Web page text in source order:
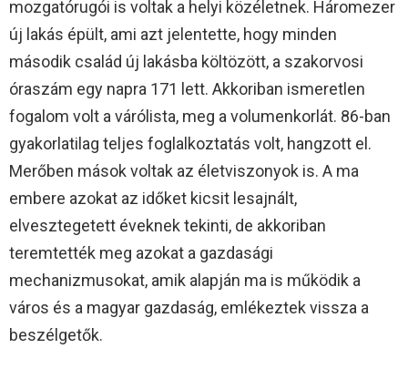
mozgatórugói is voltak a helyi közéletnek. Háromezer
új lakás épült, ami azt jelentette, hogy minden
második család új lakásba költözött, a szakorvosi
óraszám egy napra 171 lett. Akkoriban ismeretlen
fogalom volt a várólista, meg a volumenkorlát. 86-ban
gyakorlatilag teljes foglalkoztatás volt, hangzott el.
Merőben mások voltak az életviszonyok is. A ma
embere azokat az időket kicsit lesajnált,
elvesztegetett éveknek tekinti, de akkoriban
teremtették meg azokat a gazdasági
mechanizmusokat, amik alapján ma is működik a
város és a magyar gazdaság, emlékeztek vissza a
beszélgetők.